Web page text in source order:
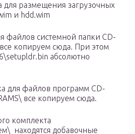
размещения загрузочных
и hdd.wim
файлов системной папки CD-
копируем сюда. При этом
абсолютно
для файлов программ CD-
все копируем сюда.
комплекта
находятся добавочные